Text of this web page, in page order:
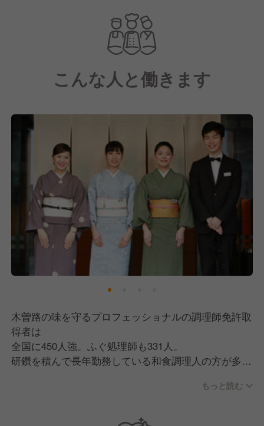
選ばれる会席料理から、旬にこだわる季節料理もお値
価格でご提供しております。
こんな人と働きます
木曽路の味を守るプロフェッショナルの調理師免許取
得者は
全国に450人強。ふぐ処理師も331人。
研鑽を積んで長年勤務している和食調理人の方が多
基本的な調理技術から丁寧に指導してくれます。
もっと読む